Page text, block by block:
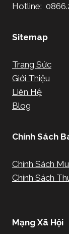
Hotline:
Sitemap
Trang Sức
Giới Thiệu
Liên Hệ
Blog
Chính Sách
Chính Sách
Chính Sách
Mạng Xã Hội